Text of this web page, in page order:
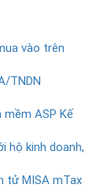
vào trên
TNDN
ASP Kế
hộ kinh doanh,
tử MISA mTax